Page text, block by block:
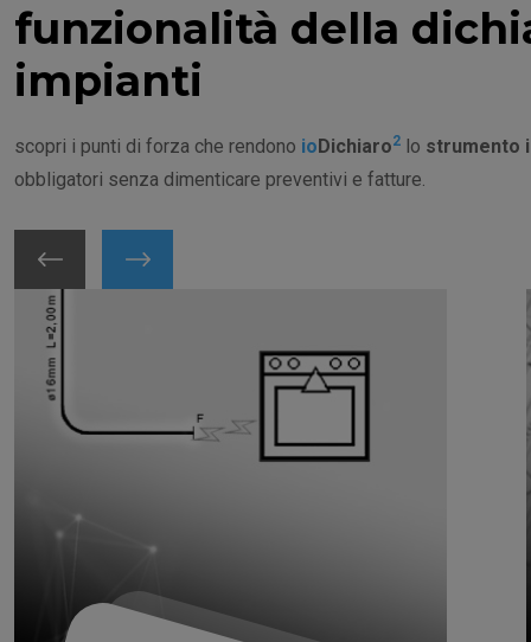
funzionalità della
impianti
scopri i punti di forza che rendono ioDichiaro2 lo strumento
obbligatori senza dimenticare preventivi e fatture.